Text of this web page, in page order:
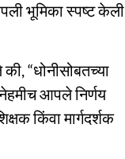
भूमिका स्पष्ट केली
“धोनीसोबतच्या
नेहमीच आपले निर्णय
किंवा मार्गदर्शक